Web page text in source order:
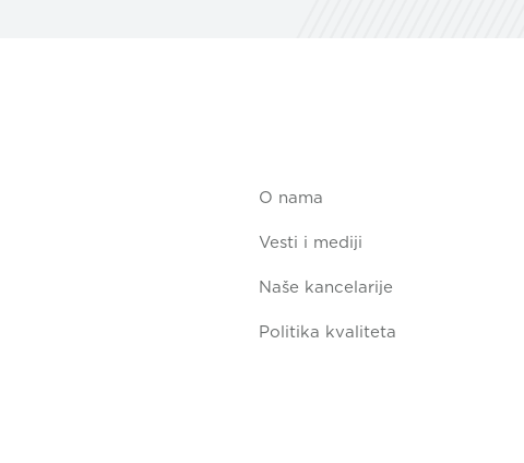
O nama
Vesti i mediji
Naše kancelarije
Politika kvaliteta